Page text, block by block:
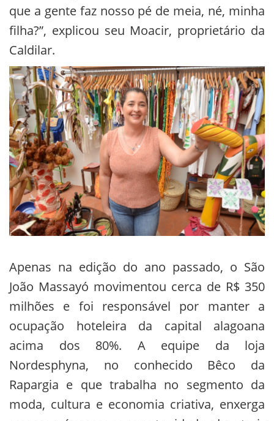
que a gente faz nosso pé de meia, né, minha
filha?”, explicou seu Moacir, proprietário da
Caldilar.
Apenas na edição do ano passado, o São
João Massayó movimentou cerca de R$ 350
milhões e foi responsável por manter a
ocupação hoteleira da capital alagoana
acima dos 80%. A equipe da loja
Nordesphyna, no conhecido Bêco da
Rapargia e que trabalha no segmento da
moda, cultura e economia criativa, enxerga